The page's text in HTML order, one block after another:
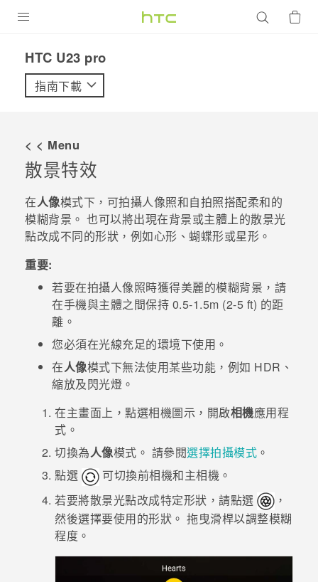
VIVE
配件
優惠專區
校園專案
企業採購
銷售通路
支援服務
VIVELAND
HTC U23 pro‎
指南下載
< < Menu
散景特效
在人像模式下，可拍攝人像照和自拍照搭配柔和的
模糊背景。 也可以將出現在背景或主體上的散景光
點改成不同的形狀，例如心形、蝴蝶形或星形。
重要:
若要在拍攝人像照時獲得美麗的模糊背景，請
在手機與主體之間保持 0.5-1.5m (2-5 ft) 的距
離。
您必須在光線充足的環境下使用。
在人像模式下無法使用某些功能，例如 HDR、
縮放及閃光燈。
在主畫面上，點選相機圖示，開啟相機應用程
式。
切換為人像模式。 請參閱選擇拍攝模式 。
點選
可切換前相機和主相機。
若要將散景光點改成特定形狀，請點選
，
然後選擇要使用的形狀。 拖曳滑桿以調整模糊
程度。